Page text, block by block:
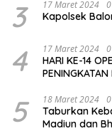
3 17 Maret 2024
Kapolsek
4 17 Maret 2024
HARI KE-14
5 18 Maret 2024
Taburkan
Madiun dan